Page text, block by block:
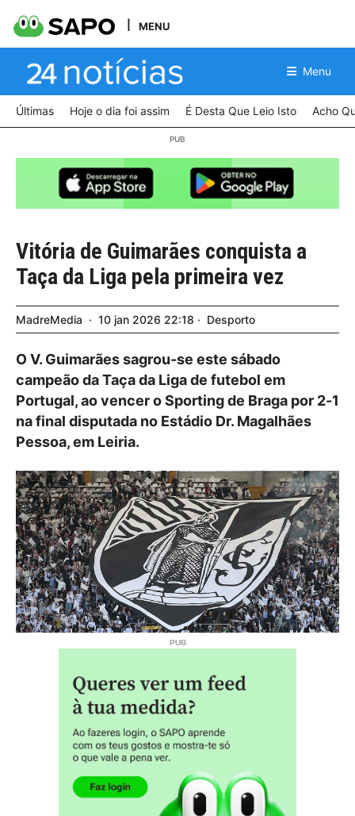
MENU
Menu
Últimas Hoje o dia foi assim É Desta Que Leio Isto Acho
Vitória de Guimarães conquista a
Taça da Liga pela primeira vez
MadreMedia 10 jan 2026 22:18 Desporto
O V. Guimarães sagrou‑se este sábado
campeão da Taça da Liga de futebol em
Portugal, ao vencer o Sporting de Braga por 2‑1
na final disputada no Estádio Dr. Magalhães
Pessoa, em Leiria.